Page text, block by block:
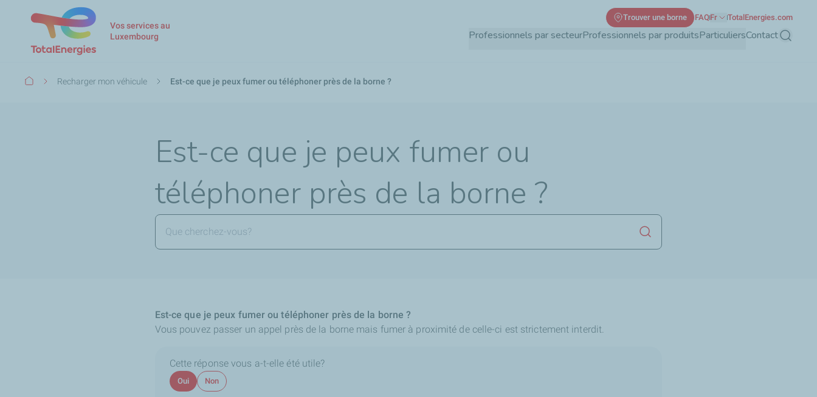
Vos services au
Luxembourg
Professionnels par secteurProfessionnels par produitsParticuliersContact
Trouver une borne FAQFr TotalEnergies.com
Fil
Recharger mon véhicule Est-ce que je peux fumer ou téléphoner près de la borne ?
Est-ce que je peux fumer ou
téléphoner près de la borne ?
Lancer la recherche
Est-ce que je peux fumer ou téléphoner près de la borne ?
Vous pouvez passer un appel près de la borne mais fumer à proximité de celle-ci est strictement interdit.
Cette réponse vous a-t-elle été utile?
Oui Non